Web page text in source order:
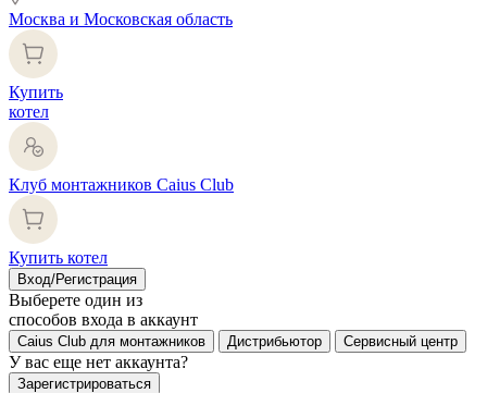
Москва и Московская область
Купить
котел
Клуб монтажников Caius Club
Купить котел
Вход/Регистрация
Выберете один из
способов входа в аккаунт
Caius Club для монтажников Дистрибьютор Сервисный центр
У вас еще нет аккаунта?
Зарегистрироваться